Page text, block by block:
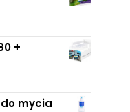
+
do mycia